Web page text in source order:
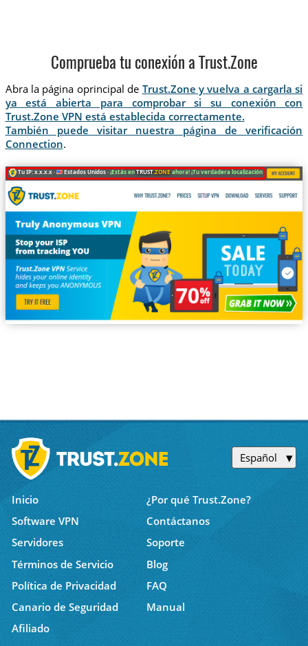
Comprueba tu conexión a Trust.Zone
Abra la página oprincipal de Trust.Zone y vuelva a cargarla si
ya está abierta para comprobar si su conexión con
Trust.Zone VPN está establecida correctamente.
También puede visitar nuestra página de verificación
Connection.
Tu IP: x.x.x.x · Estados Unidos ·¡Estás enTRUST.ZONEahora! ¡Tu verdadera localización está oculta!
Español
Inicio
¿Por qué Trust.Zone?
Software VPN
Contáctanos
Servidores
Soporte
Términos de Servicio
Blog
Política de Privacidad
FAQ
Canario de Seguridad
Manual
Afiliado